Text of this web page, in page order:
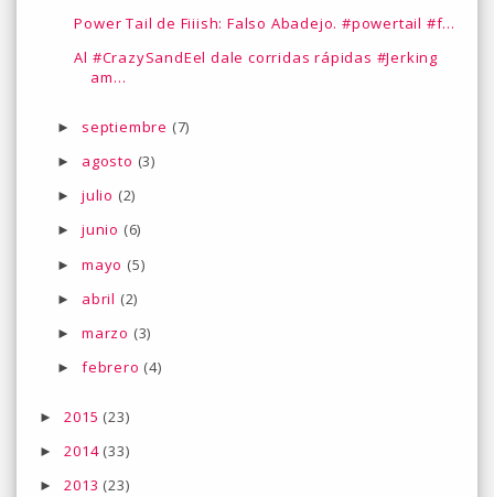
Power Tail de Fiiish: Falso Abadejo. #powertail #f...
Al #CrazySandEel dale corridas rápidas #Jerking
am...
► septiembre (7)
► agosto (3)
► julio (2)
► junio (6)
► mayo (5)
► abril (2)
► marzo (3)
► febrero (4)
►2015 (23)
►2014 (33)
►2013 (23)